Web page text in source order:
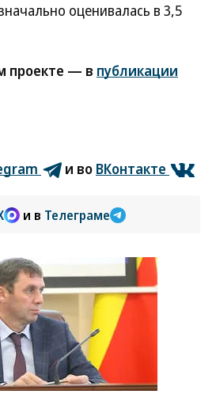
оценивалась в 3,5
проекте — в публикации
и во ВКонтакте
и в Телеграме